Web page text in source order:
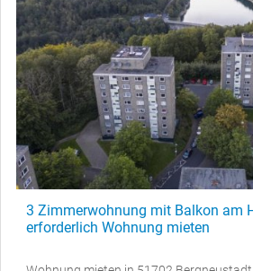
3 Zimmerwohnung mit Balkon am
erforderlich Wohnung mieten